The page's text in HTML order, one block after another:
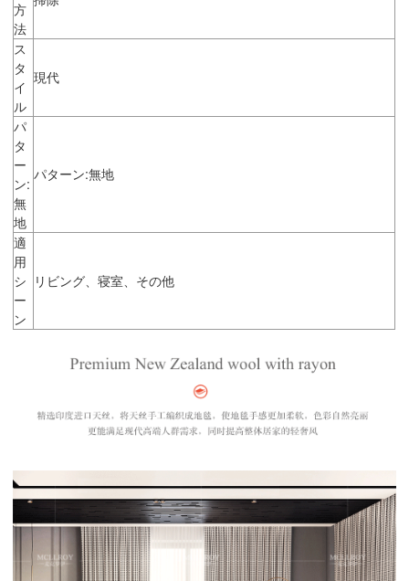
方
法
ス
タ
イ
ル
現代
パ
タ
ー
ン:
無
地
パターン:無地
適
用
シ
ー
ン
リビング、寝室、その他